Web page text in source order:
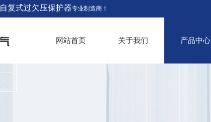
自复式过欠压保护器专业制造商！
网站首页 关于我们 产品中心